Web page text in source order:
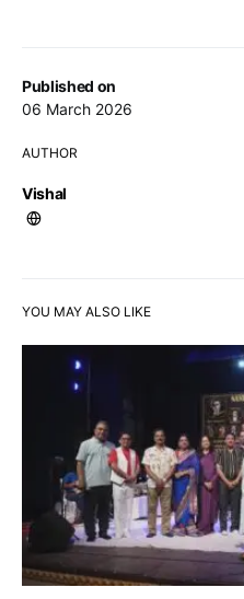
Published on
06 March 2026
AUTHOR
Vishal
YOU MAY ALSO LIKE